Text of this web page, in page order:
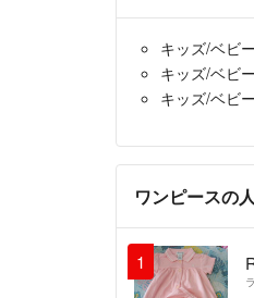
キッズ/ベビ
キッズ/ベビ
キッズ/ベビ
ワンピースの
1